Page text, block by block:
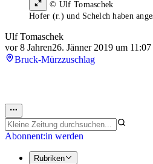
© Ulf Tomaschek
Hofer (r.) und Schelch haben
Ulf Tomaschek
vor 8 Jahren26. Jänner 2019 um 11:07
Bruck-Mürzzuschlag
Abonnent:in werden
Rubriken